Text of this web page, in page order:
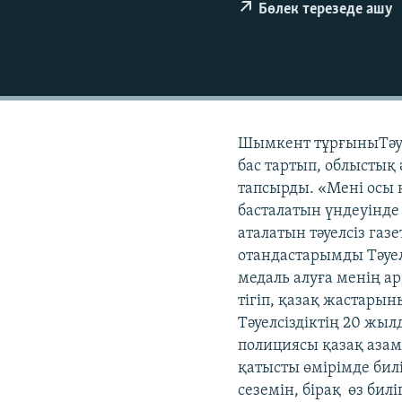
Бөлек терезеде ашу
Шымкент
бас тартып, облыстық
тапсырды. «Мені осы
басталатын
аталатын тәуелсіз
отандастарымды
медаль алуға менің
тігіп, қазақ
Тәуелсіздіктің 20
полициясы қазақ
қатысты өмірімде
сеземін, бірақ өз